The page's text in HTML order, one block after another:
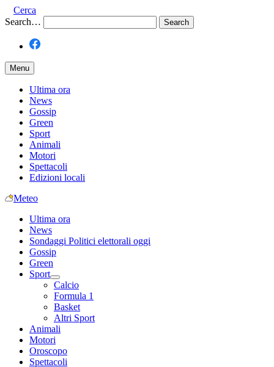
Cerca
Search…
Menu
Ultima ora
News
Gossip
Green
Sport
Animali
Motori
Spettacoli
Edizioni locali
Meteo
Ultima ora
News
Sondaggi Politici elettorali oggi
Gossip
Green
Sport
Calcio
Formula 1
Basket
Altri Sport
Animali
Motori
Oroscopo
Spettacoli